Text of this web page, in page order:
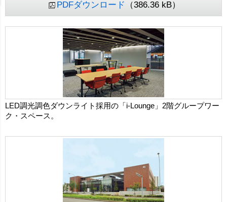
PDFダウンロード （386.36 kB）
LED調光調色ダウンライト採用の「i-Lounge」2階グループワー
ク・スペース。